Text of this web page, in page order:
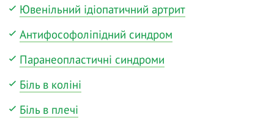
Ювенільний ідіопатичний артрит
Антифософоліпідний синдром
Паранеопластичні синдроми
Біль в коліні
Біль в плечі